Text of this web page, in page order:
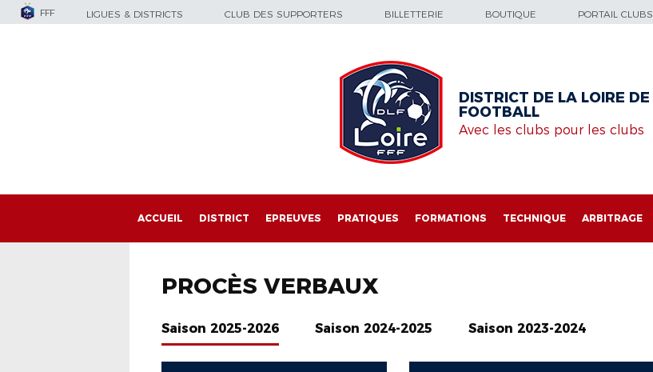
FFF LIGUES & DISTRICTS CLUB DES SUPPORTERS BILLETTERIE BOUTIQUE PORTAIL CLUBS
DISTRICT DE LA LOIRE DE
FOOTBALL
Avec les clubs pour les clubs
ACCUEIL DISTRICT EPREUVES PRATIQUES FORMATIONS TECHNIQUE ARBITRAGE
PROCÈS VERBAUX
Saison 2025-2026 Saison 2024-2025 Saison 2023-2024